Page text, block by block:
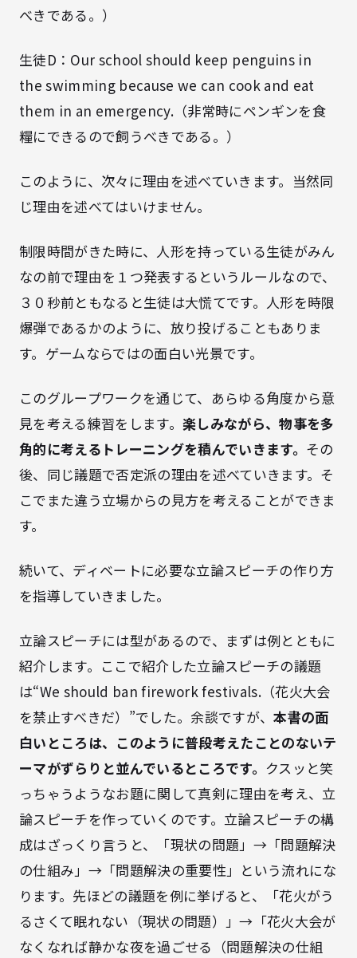
べきである。）
生徒D：Our school should keep penguins in
the swimming because we can cook and eat
them in an emergency.（非常時にペンギンを食
糧にできるので飼うべきである。）
このように、次々に理由を述べていきます。当然同
じ理由を述べてはいけません。
制限時間がきた時に、人形を持っている生徒がみん
なの前で理由を１つ発表するというルールなので、
３０秒前ともなると生徒は大慌てです。人形を時限
爆弾であるかのように、放り投げることもありま
す。ゲームならではの面白い光景です。
このグループワークを通じて、あらゆる角度から意
見を考える練習をします。楽しみながら、物事を多
角的に考えるトレーニングを積んでいきます。 その
後、同じ議題で否定派の理由を述べていきます。そ
こでまた違う立場からの見方を考えることができま
す。
続いて、ディベートに必要な立論スピーチの作り方
を指導していきました。
立論スピーチには型があるので、まずは例とともに
紹介します。ここで紹介した立論スピーチの議題
は“We should ban firework festivals.（花火大会
を禁止すべきだ）”でした。余談ですが、本書の面
白いところは、このように普段考えたことのないテ
ーマがずらりと並んでいるところです。 クスッと笑
っちゃうようなお題に関して真剣に理由を考え、立
論スピーチを作っていくのです。立論スピーチの構
成はざっくり言うと、「現状の問題」→「問題解決
の仕組み」→「問題解決の重要性」という流れにな
ります。先ほどの議題を例に挙げると、「花火がう
るさくて眠れない（現状の問題）」→「花火大会が
なくなれば静かな夜を過ごせる（問題解決の仕組